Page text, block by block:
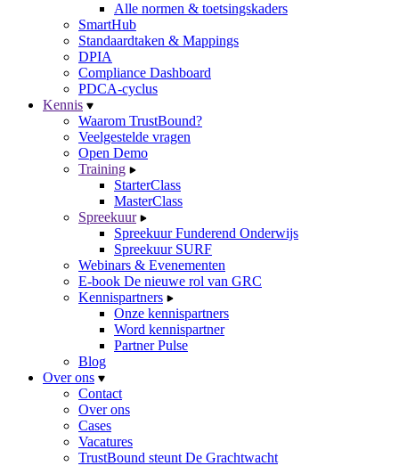
Alle normen & toetsingskaders
SmartHub
Standaardtaken & Mappings
DPIA
Compliance Dashboard
PDCA-cyclus
Kennis
Waarom TrustBound?
Veelgestelde vragen
Open Demo
Training
StarterClass
MasterClass
Spreekuur
Spreekuur Funderend Onderwijs
Spreekuur SURF
Webinars & Evenementen
E-book De nieuwe rol van GRC
Kennispartners
Onze kennispartners
Word kennispartner
Partner Pulse
Blog
Over ons
Contact
Over ons
Cases
Vacatures
TrustBound steunt De Grachtwacht